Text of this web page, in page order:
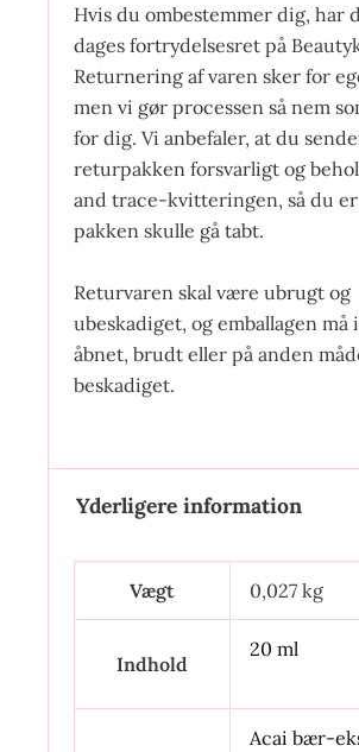
Hvis du ombestemmer dig, har
dages fortrydelsesret på
Returnering af varen sker for
men vi gør processen så nem
for dig. Vi anbefaler, at du
returpakken forsvarligt og
and trace-kvitteringen, så du
pakken skulle gå tabt.
Returvaren skal være ubrugt og
ubeskadiget, og emballagen må
åbnet, brudt eller på anden
beskadiget.
Yderligere information
Vægt 0,027 kg
Indhold
20 ml
Acai bær-